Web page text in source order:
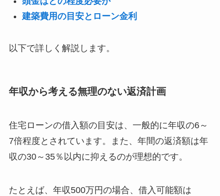
建築費用の目安とローン金利
以下で詳しく解説します。
年収から考える無理のない返済計画
住宅ローンの借入額の目安は、一般的に年収の6～
7倍程度とされています。また、年間の返済額は年
収の30～35％以内に抑えるのが理想的です。
たとえば、年収500万円の場合、借入可能額は